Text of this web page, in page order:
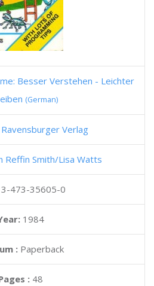
Besser Verstehen - Leichter
(German)
Ravensburger Verlag
Reffin Smith Lisa Watts
3-473-35605-0
1984
:Paperback
: 48